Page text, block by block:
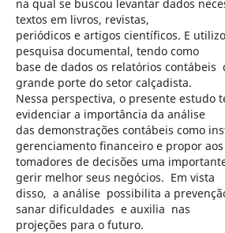
na qual se buscou levantar dados
textos em livros, revistas,
periódicos e artigos científicos. E
pesquisa documental, tendo como
base de dados os relatórios
grande porte do setor calçadista.
Nessa perspectiva, o presente estudo
evidenciar a importância da análise
das demonstrações contábeis como
gerenciamento financeiro e propor aos
tomadores de decisões uma
gerir melhor seus negócios. Em vista
disso, a análise possibilita a
sanar dificuldades e auxilia nas
projeções para o futuro.